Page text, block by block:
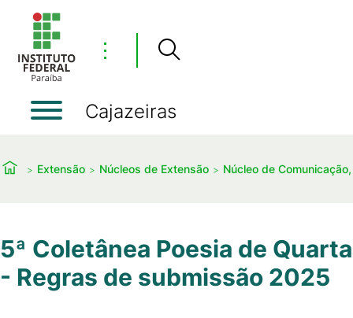
⋮
Cajazeiras
Extensão Núcleos de Extensão Núcleo de
5ª Coletânea Poesia de Quarta
- Regras de submissão 2025